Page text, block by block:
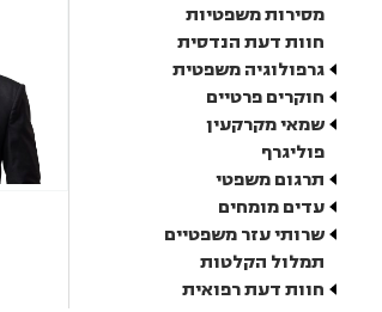
מסירות משפטיות
חוות דעת הנדסית
גרפולוגיה משפטית
חוקרים פרטיים
שמאי מקרקעין
פוליגרף
תרגום משפטי
עדים מומחים
שרותי עזר משפטיים
תמלול הקלטות
חוות דעת רפואית